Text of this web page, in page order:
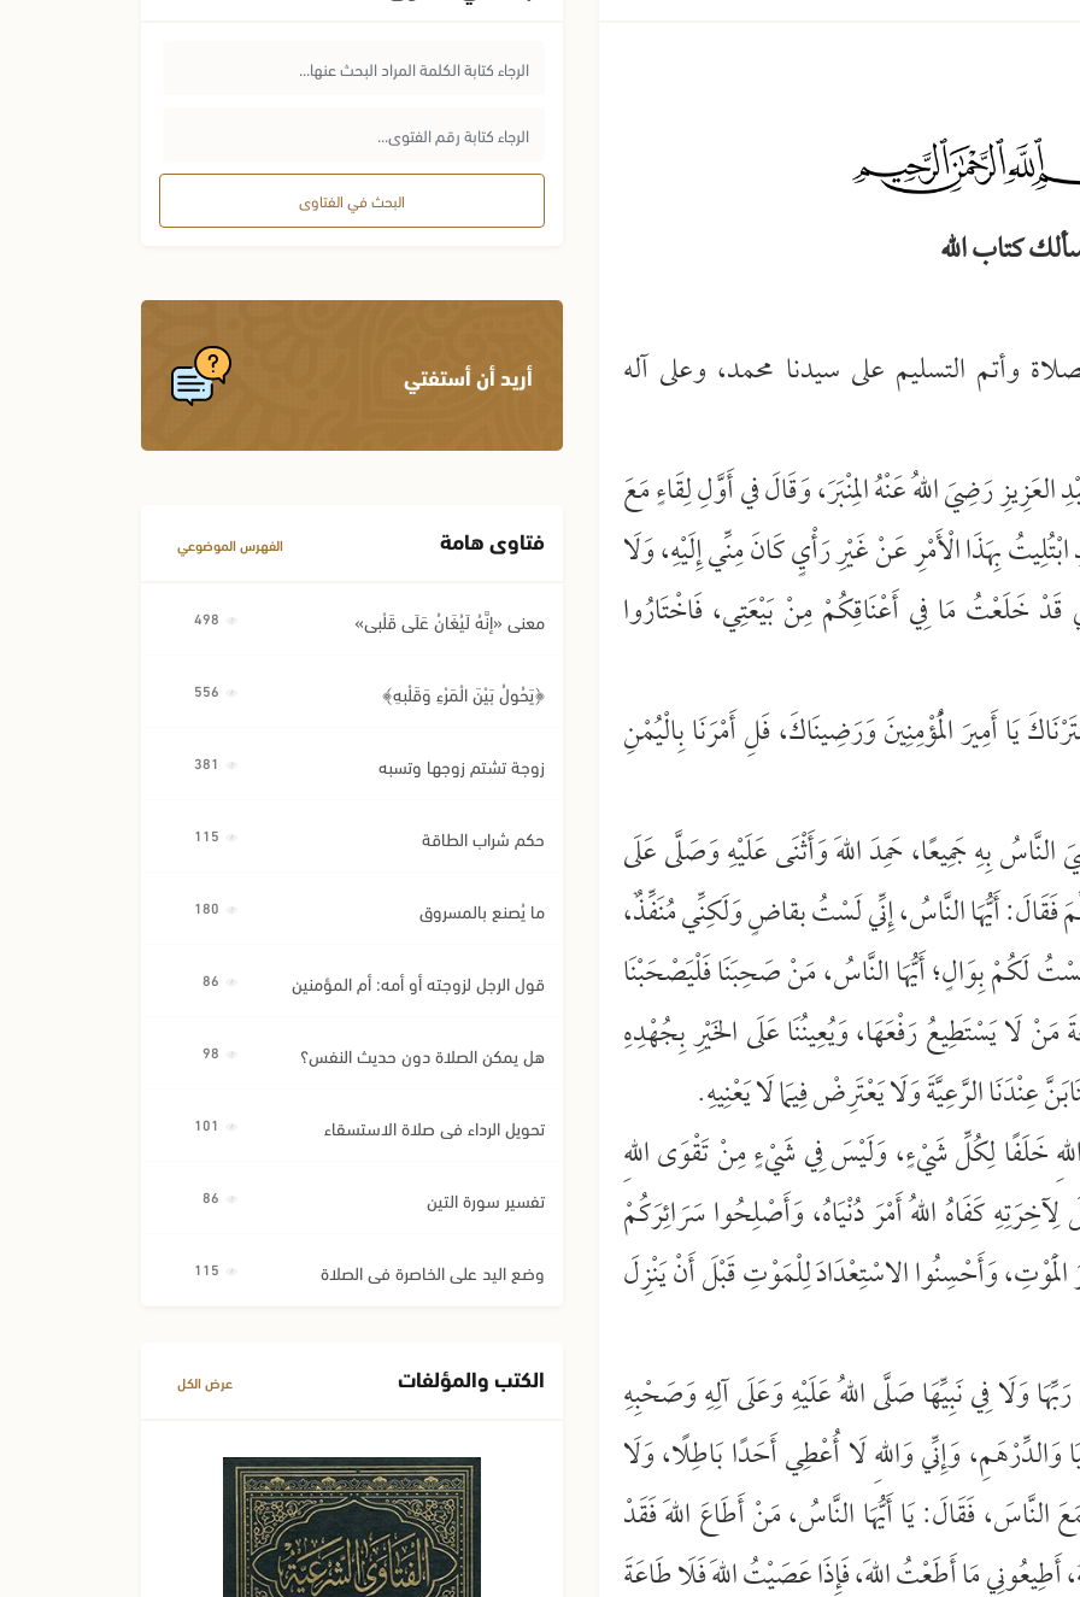
وأتم التسليم على سيدنا محمد، وعلى آله
رَضِيَ اللهُ عَنْهُ المِنْبَرَ، وَقَالَ في أَوَّلِ لِقَاءٍ مَعَ
بِهَذَا الْأَمْرِ عَنْ غَيْرِ رَأْيٍ كَانَ مِنِّي إِلَيْهِ، وَلَا
قَدْ خَلَعْتُ مَا فِي أَعْنَاقِكُمْ مِنْ بَيْعَتِي، فَاخْتَارُوا
يَا أَمِيرَ الْمُؤْمِنِينَ وَرَضِينَاكَ، فَلِ أَمْرَنَا بِالْيُمْنِ
بِهِ جَمِيعًا، حَمِدَ اللهَ وَأَثْنَى عَلَيْهِ وَصَلَّى عَلَى
فَقَالَ: أَيُّهَا النَّاسُ، إِنِّي لَسْتُ بقاضٍ وَلَكِنِّي مُنَفِّذٌ،
لَكُمْ بِوَالٍ؛ أَيُّهَا النَّاسُ، مَنْ صَحِبَنَا فَلْيَصْحَبْنَا
لَا يَسْتَطِيعُ رَفْعَهَا، وَيُعِينُنَا عَلَى الخَيْرِ بِجُهْدِهِ
عِنْدَنَا الرَّعِيَّةَ وَلَا يَعْتَرِضْ فِيمَا لَا يَعْنِيهِ.
خَلَفًا لِكُلِّ شَيْءٍ، وَلَيْسَ فِي شَيْءٍ مِنْ تَقْوَى اللهِ
كَفَاهُ اللهُ أَمْرَ دُنْيَاهُ، وَأَصْلِحُوا سَرَائِرَكُمْ
الْمَوْتِ، وَأَحْسِنُوا الاسْتِعْدَادَ لِلْمَوْتِ قَبْلَ أَنْ يَنْزِلَ
وَلَا فِي نَبِيِّهَا صَلَّى اللهُ عَلَيْهِ وَعَلَى آلِهِ وَصَحْبِهِ
وَالدِّرْهَمِ، وَإِنِّي وَاللهِ لَا أُعْطِي أَحَدًا بَاطِلًا، وَلَا
فَقَالَ: يَا أَيُّهَا النَّاسُ، مَنْ أَطَاعَ اللهَ فَقَدْ
مَا أَطَعْتُ اللهَ، فَإِذَا عَصَيْتُ اللهَ فَلَا طَاعَةَ
البحث في الفتاوى
أريد أن أستفتي
فتاوى هامة الفهرس الموضوعي
معنى «إِنَّهُ لَيُغَانُ عَلَى قَلْبِي»
﴿يَحُولُ بَيْنَ الْمَرْءِ وَقَلْبِهِ﴾
زوجة تشتم زوجها وتسبه
حكم شراب الطاقة
ما يُصنع بالمسروق
قول الرجل لزوجته أو أمه: أم المؤمنين
هل يمكن الصلاة دون حديث النفس؟
تحويل الرداء في صلاة الاستسقاء
تفسير سورة التين
وضع اليد على الخاصرة في الصلاة
الكتب والمؤلفات عرض الكل